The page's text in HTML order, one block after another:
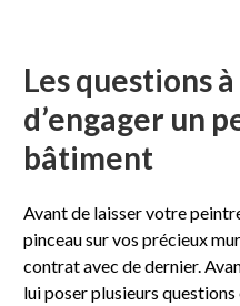
Les questions
d’engager un
bâtiment
Avant de laisser votre
pinceau sur vos précieux
contrat avec de dernier.
lui poser plusieurs